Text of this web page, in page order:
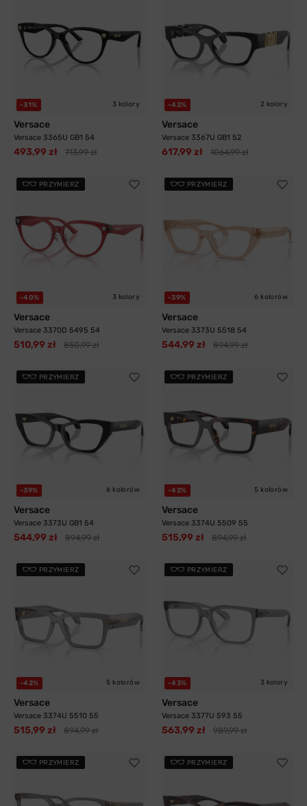
-31% 3 kolory
Versace
Versace 3365U GB1 54
493,99 zł 713,99 zł
-42% 2 kolory
Versace
Versace 3367U GB1 52
617,99 zł 1064,99 zł
PRZYMIERZ
-40% 3 kolory
Versace
Versace 3370D 5495 54
510,99 zł 850,99 zł
PRZYMIERZ
-39% 6 kolorów
Versace
Versace 3373U 5518 54
544,99 zł 894,99 zł
PRZYMIERZ
-39% 6 kolorów
Versace
Versace 3373U GB1 54
544,99 zł 894,99 zł
PRZYMIERZ
-42% 5 kolorów
Versace
Versace 3374U 5509 55
515,99 zł 894,99 zł
PRZYMIERZ
-42% 5 kolorów
Versace
Versace 3374U 5510 55
515,99 zł 894,99 zł
PRZYMIERZ
-43% 3 kolory
Versace
Versace 3377U 593 55
563,99 zł 989,99 zł
PRZYMIERZ PRZYMIERZ